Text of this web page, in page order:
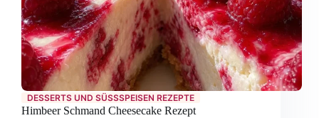
DESSERTS UND SÜSSSPEISEN REZEPTE
Himbeer Schmand Cheesecake Rezept